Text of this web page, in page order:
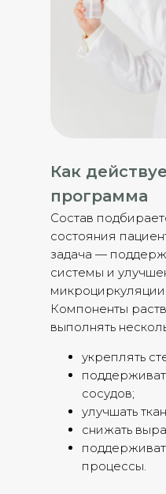
Как
программа
Состав
состояния
задача —
системы и
микроциркуляции.
Компоненты
выполнять
укреплять
сосудов;
улучшать
снижать
процессы.